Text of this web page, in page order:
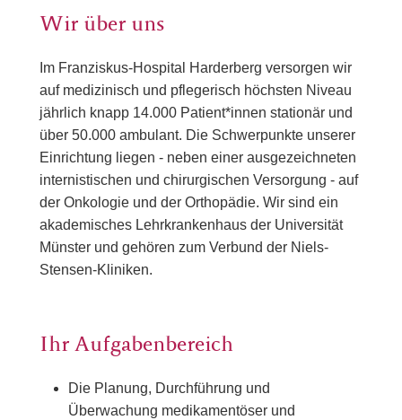
Wir über uns
Im Franziskus-Hospital Harderberg versorgen wir
auf medizinisch und pflegerisch höchsten Niveau
jährlich knapp 14.000 Patient*innen stationär und
über 50.000 ambulant. Die Schwerpunkte unserer
Einrichtung liegen - neben einer ausgezeichneten
internistischen und chirurgischen Versorgung - auf
der Onkologie und der Orthopädie. Wir sind ein
akademisches Lehrkrankenhaus der Universität
Münster und gehören zum Verbund der Niels-
Stensen-Kliniken.
Ihr Aufgabenbereich
Die Planung, Durchführung und
Überwachung medikamentöser und